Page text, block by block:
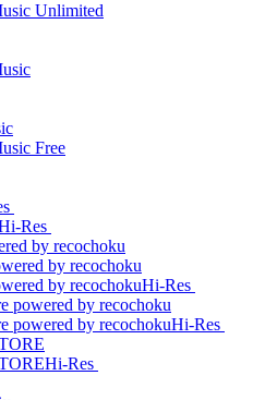
Res
Hi-Res
Hi-Res
Hi-Res